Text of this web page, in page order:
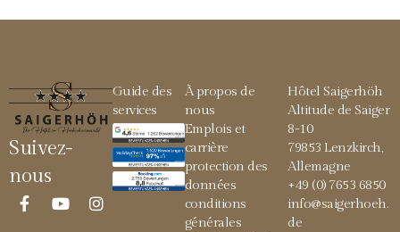
Suivez-
nous
Guide des
services
À propos de
nous
Emplois et
carrière
protection des
données
conditions
générales
Hôtel Saigerhöh
Altitude de Saiger
8-10
79853 Lenzkirch,
Allemagne
+49 (0) 7653 6850
info@saigerhoeh.
de